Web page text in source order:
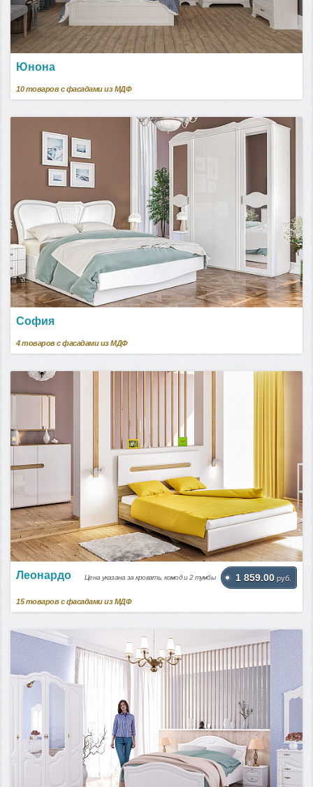
Юнона
10 товаров с фасадами из МДФ
София
4 товаров с фасадами из МДФ
Леонардо Цена указана за кровать, комод и 2 тумбы 1 859.00 руб.
15 товаров с фасадами из МДФ